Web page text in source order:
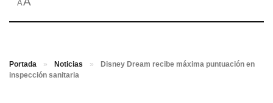
A
Portada » Noticias »
Disney Dream recibe máxima puntuación en
inspección sanitaria